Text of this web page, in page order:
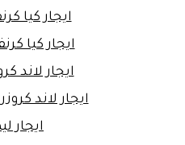
ايجار كيا كرنفال
ايجار كيا
ايجار لاند
ايجار لاند
ايجار